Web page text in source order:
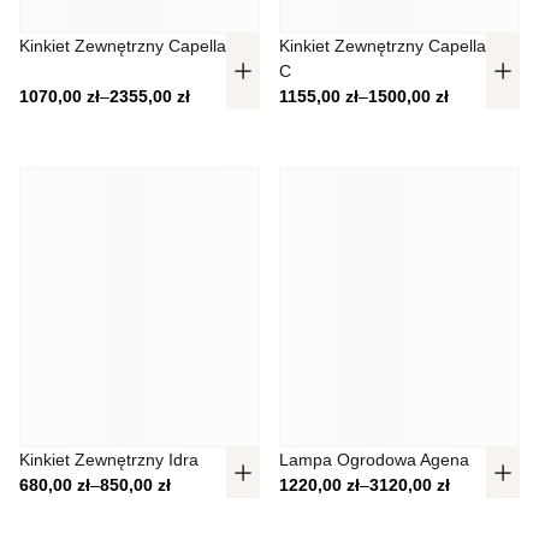
Kinkiet Zewnętrzny Capella
1070,00 zł–2355,00 zł
Zakres cen: od 1070,00 zł do 2355,00 zł
Kinkiet Zewnętrzny Capella
C
1155,00 zł–1500,00 zł
Zakres cen: od 1155,00 zł do
Kinkiet Zewnętrzny Idra
680,00 zł–850,00 zł
Zakres cen: od 680,00 zł do 850,00 zł
Lampa Ogrodowa Agena
1220,00 zł–3120,00 zł
Zakres cen: od 1220,00 zł do
Nieklasyfikowane pliki cookie, to pliki, które są w procesie
klasyfikowania, wraz z dostawcami poszczególnych
ciasteczek.